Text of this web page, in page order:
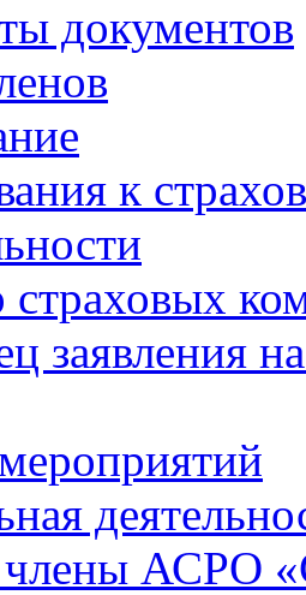
документов
к
страховых
заявления
члены АСРО